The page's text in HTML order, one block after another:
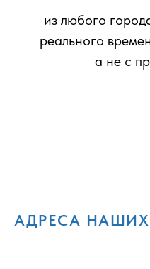
из любого
реального
а не с
АДРЕСА